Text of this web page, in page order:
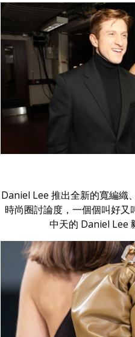
Daniel Lee 推出全新的寬編織
時尚圈討論度，一個個叫好
中天的 Daniel Lee